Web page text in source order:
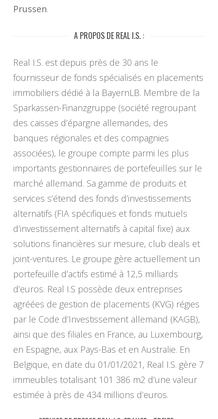
Prussen.
A PROPOS DE REAL I.S. :
Real I.S. est depuis près de 30 ans le
fournisseur de fonds spécialisés en placements
immobiliers dédié à la BayernLB. Membre de la
Sparkassen-Finanzgruppe (société regroupant
des caisses d’épargne allemandes, des
banques régionales et des compagnies
associées), le groupe compte parmi les plus
importants gestionnaires de portefeuilles sur le
marché allemand. Sa gamme de produits et
services s’étend des fonds d’investissements
alternatifs (FIA spécifiques et fonds mutuels
d’investissement alternatifs à capital fixe) aux
solutions financières sur mesure, club deals et
joint-ventures. Le groupe gère actuellement un
portefeuille d’actifs estimé à 12,5 milliards
d’euros. Real I.S possède deux entreprises
agréées de gestion de placements (KVG) régies
par le Code d’Investissement allemand (KAGB),
ainsi que des filiales en France, au Luxembourg,
en Espagne, aux Pays-Bas et en Australie. En
Belgique, en date du 01/01/2021, Real I.S. gère 7
immeubles totalisant 101 386 m2 d’une valeur
estimée à près de 434 millions d’euros.